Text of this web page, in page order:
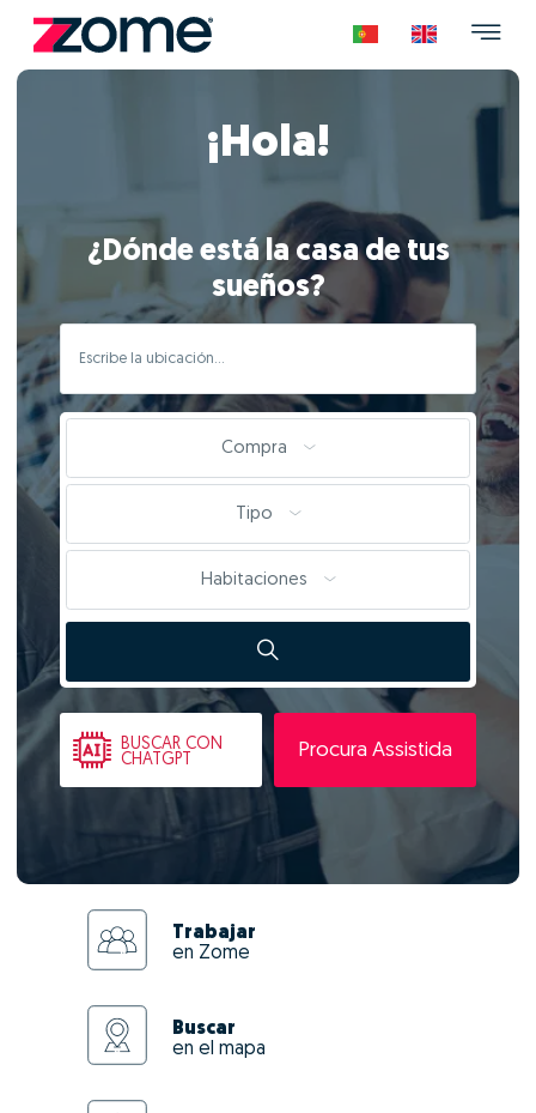
¡Hola!
¿Dónde está la casa de tus
sueños?
Compra
Tipo
Habitaciones
BUSCAR CON
CHATGPT
Procura Assistida
Trabajar
en Zome
Buscar
en el mapa